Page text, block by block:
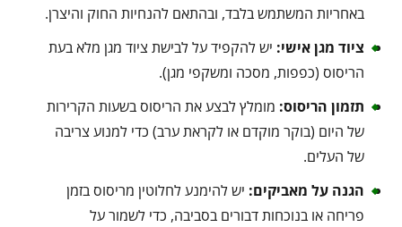
באחריות המשתמש בלבד, ובהתאם להנחיות החוק והיצרן.
ציוד מגן אישי: יש להקפיד על לבישת ציוד מגן מלא בעת
הריסוס (כפפות, מסכה ומשקפי מגן).
תזמון הריסוס: מומלץ לבצע את הריסוס בשעות הקרירות
של היום (בוקר מוקדם או לקראת ערב) כדי למנוע צריבה
של העלים.
הגנה על מאביקים: יש להימנע לחלוטין מריסוס בזמן
פריחה או בנוכחות דבורים בסביבה, כדי לשמור על